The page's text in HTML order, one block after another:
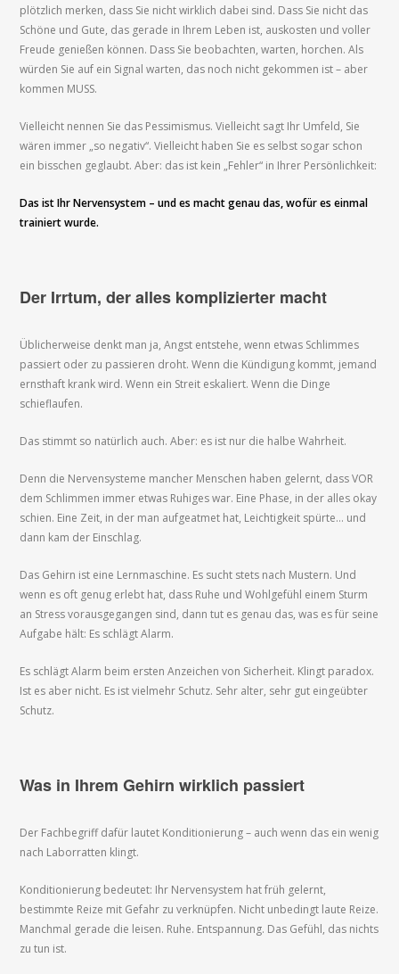
plötzlich merken, dass Sie nicht wirklich dabei sind. Dass Sie nicht das
Schöne und Gute, das gerade in Ihrem Leben ist, auskosten und voller
Freude genießen können. Dass Sie beobachten, warten, horchen. Als
würden Sie auf ein Signal warten, das noch nicht gekommen ist – aber
kommen MUSS.
Vielleicht nennen Sie das Pessimismus. Vielleicht sagt Ihr Umfeld, Sie
wären immer „so negativ“. Vielleicht haben Sie es selbst sogar schon
ein bisschen geglaubt. Aber: das ist kein „Fehler“ in Ihrer Persönlichkeit:
Das ist Ihr Nervensystem – und es macht genau das, wofür es einmal
trainiert wurde.
Der Irrtum, der alles komplizierter macht
Üblicherweise denkt man ja, Angst entstehe, wenn etwas Schlimmes
passiert oder zu passieren droht. Wenn die Kündigung kommt, jemand
ernsthaft krank wird. Wenn ein Streit eskaliert. Wenn die Dinge
schieflaufen.
Das stimmt so natürlich auch. Aber: es ist nur die halbe Wahrheit.
Denn die Nervensysteme mancher Menschen haben gelernt, dass VOR
dem Schlimmen immer etwas Ruhiges war. Eine Phase, in der alles okay
schien. Eine Zeit, in der man aufgeatmet hat, Leichtigkeit spürte… und
dann kam der Einschlag.
Das Gehirn ist eine Lernmaschine. Es sucht stets nach Mustern. Und
wenn es oft genug erlebt hat, dass Ruhe und Wohlgefühl einem Sturm
an Stress vorausgegangen sind, dann tut es genau das, was es für seine
Aufgabe hält: Es schlägt Alarm.
Es schlägt Alarm beim ersten Anzeichen von Sicherheit. Klingt paradox.
Ist es aber nicht. Es ist vielmehr Schutz. Sehr alter, sehr gut eingeübter
Schutz.
Was in Ihrem Gehirn wirklich passiert
Der Fachbegriff dafür lautet Konditionierung – auch wenn das ein wenig
nach Laborratten klingt.
Konditionierung bedeutet: Ihr Nervensystem hat früh gelernt,
bestimmte Reize mit Gefahr zu verknüpfen. Nicht unbedingt laute Reize.
Manchmal gerade die leisen. Ruhe. Entspannung. Das Gefühl, das nichts
zu tun ist.